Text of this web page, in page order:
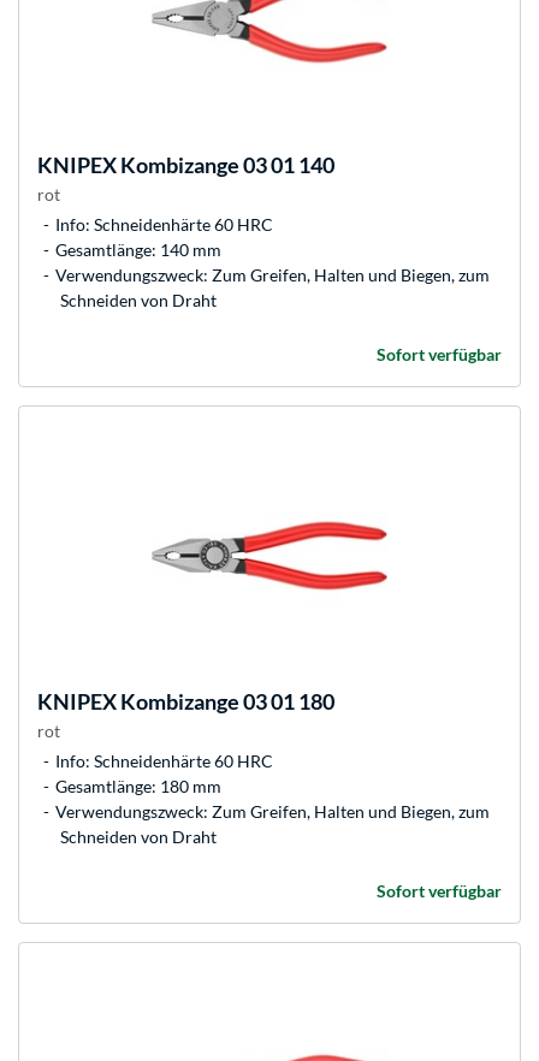
KNIPEXKombizange 03 01 140
rot
Info: Schneidenhärte 60 HRC
Gesamtlänge: 140 mm
Verwendungszweck: Zum Greifen, Halten und Biegen, zum
Schneiden von Draht
Sofort verfügbar
KNIPEXKombizange 03 01 180
rot
Info: Schneidenhärte 60 HRC
Gesamtlänge: 180 mm
Verwendungszweck: Zum Greifen, Halten und Biegen, zum
Schneiden von Draht
Sofort verfügbar